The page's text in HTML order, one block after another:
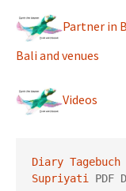
Partner in
Bali and venues
Videos
Diary
Supriyati
PDF